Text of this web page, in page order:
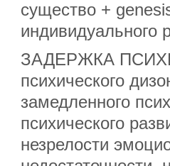
существо +
индивидуального
ЗАДЕРЖКА
психического
замедленного
психического
незрелости